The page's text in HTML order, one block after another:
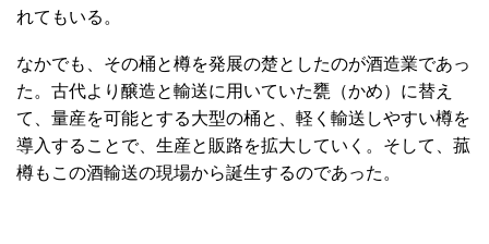
れてもいる。
なかでも、その桶と樽を発展の楚としたのが酒造業であっ
た。古代より醸造と輸送に用いていた甕（かめ）に替え
て、量産を可能とする大型の桶と、軽く輸送しやすい樽を
導入することで、生産と販路を拡大していく。そして、菰
樽もこの酒輸送の現場から誕生するのであった。